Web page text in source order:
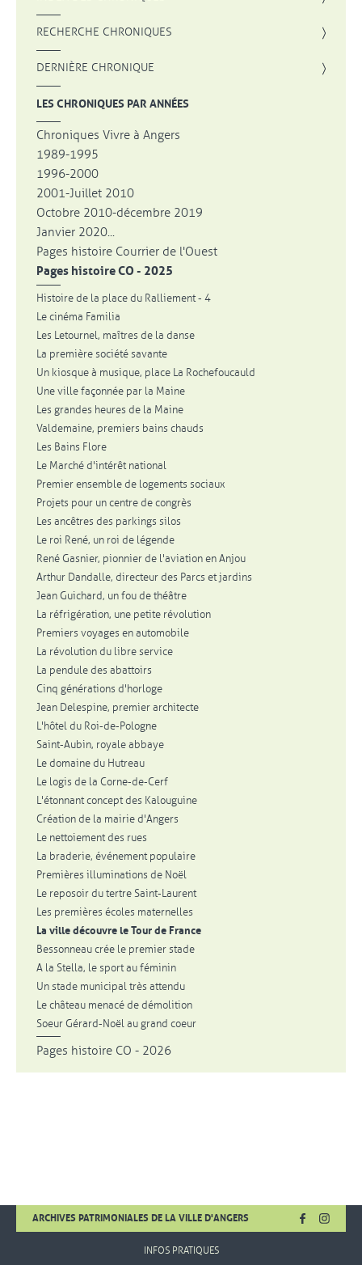
RECHERCHE CHRONIQUES , OUVRE UNE NOUVELLE FENÊTRE
DERNIÈRE CHRONIQUE
LES CHRONIQUES PAR ANNÉES
Chroniques Vivre à Angers
1989-1995
1996-2000
2001-Juillet 2010
Octobre 2010-décembre 2019
Janvier 2020...
Pages histoire Courrier de l'Ouest
Pages histoire CO - 2025
Histoire de la place du Ralliement - 4
Le cinéma Familia
Les Letournel, maîtres de la danse
La première société savante
Un kiosque à musique, place La Rochefoucauld
Une ville façonnée par la Maine
Les grandes heures de la Maine
Valdemaine, premiers bains chauds
Les Bains Flore
Le Marché d'intérêt national
Premier ensemble de logements sociaux
Projets pour un centre de congrès
Les ancêtres des parkings silos
Le roi René, un roi de légende
René Gasnier, pionnier de l'aviation en Anjou
Arthur Dandalle, directeur des Parcs et jardins
Jean Guichard, un fou de théâtre
La réfrigération, une petite révolution
Premiers voyages en automobile
La révolution du libre service
La pendule des abattoirs
Cinq générations d'horloge
Jean Delespine, premier architecte
L'hôtel du Roi-de-Pologne
Saint-Aubin, royale abbaye
Le domaine du Hutreau
Le logis de la Corne-de-Cerf
L'étonnant concept des Kalouguine
Création de la mairie d'Angers
Le nettoiement des rues
La braderie, événement populaire
Premières illuminations de Noël
Le reposoir du tertre Saint-Laurent
Les premières écoles maternelles
La ville découvre le Tour de France
Bessonneau crée le premier stade
A la Stella, le sport au féminin
Un stade municipal très attendu
Le château menacé de démolition
Soeur Gérard-Noël au grand coeur
Pages histoire CO - 2026
ARCHIVES PATRIMONIALES DE LA VILLE D'ANGERS FACEBOOK
, OUVRE
,
INFOS PRATIQUES